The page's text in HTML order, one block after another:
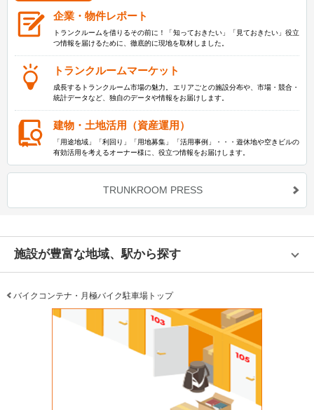
企業・物件レポート
トランクルームを借りるその前に！「知っておきたい」「見ておきたい」役立
つ情報を届けるために、徹底的に現地を取材しました。
トランクルームマーケット
成長するトランクルーム市場の魅力。エリアごとの施設分布や、市場・競合・
統計データなど、独自のデータや情報をお届けします。
建物・土地活用（資産運用）
「用途地域」「利回り」「用地募集」「活用事例」・・・遊休地や空きビルの
有効活用を考えるオーナー様に、役立つ情報をお届けします。
TRUNKROOM PRESS
施設が豊富な地域、駅から探す
バイクコンテナ・月極バイク駐車場トップ